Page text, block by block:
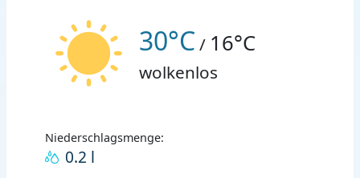
30°C / 16°C
wolkenlos
Niederschlagsmenge:
0.2 l